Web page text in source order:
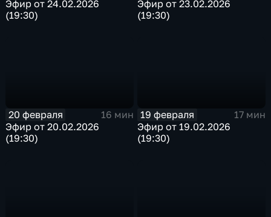
Эфир от 24.02.2026
(19:30)
Эфир от 23.02.2026
(19:30)
20 февраля
16 мин
Эфир от 20.02.2026
(19:30)
19 февраля
17 мин
Эфир от 19.02.2026
(19:30)